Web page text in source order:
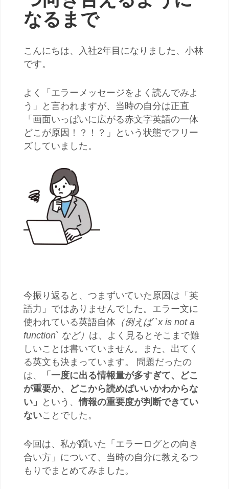
なるまで
こんにちは、入社2年目になりました、小林
です。
よく「エラーメッセージをよく読んでみよ
う」と言われますが、当時の自分は正直
「画面いっぱいに広がる赤文字英語の一体
どこが原因！？！？」という状態でフリー
ズしていました。
今振り返ると、つまずいていた原因は「英
語力」ではありませんでした。エラー文に
使われている英語自体 （例えば`x is not a
function` など） は、よく見るとそこまで難
しいことは書いていません。また、出てく
る英文も決まっています。 問題だったの
は、
「一度に出る情報量が多すぎて、どこ
が重要か、どこから読めばいいかわからな
い」
という、情報の重要度が判断できてい
ないことでした。
今回は、私が躓いた「エラーログとの向き
合い方」について、当時の自分に教えるつ
もりでまとめてみました。